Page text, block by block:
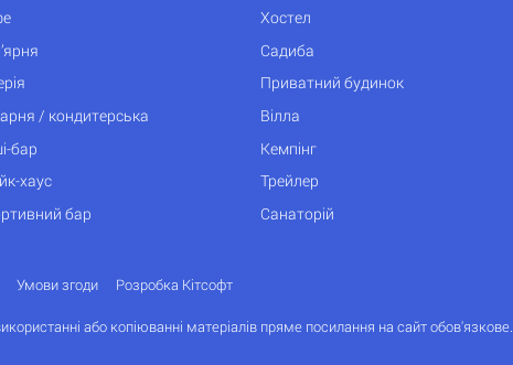
/ кондитерська
бар
хаус
бар
Хостел
Садиба
Приватний будинок
Вілла
Кемпінг
Трейлер
Санаторій
Умови згоди Розробка Кітсофт
або копіюванні матеріалів пряме посилання на сайт обов'язкове.